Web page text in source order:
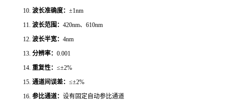
10. 波长准确度： ±1nm
11. 波长范围： 420nm、610nm
12. 波长半宽： 4nm
13. 分辨率： 0.001
14. 重复性： ≤±2%
15. 通道间误差： ≤±2%
16. 参比通道： 设有固定自动参比通道